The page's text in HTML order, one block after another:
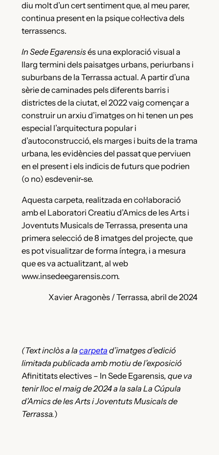
diu molt d’un cert sentiment que, al meu parer,
continua present en la psique col·lectiva dels
terrassencs.
In Sede Egarensisés una exploració visual a
llarg termini dels paisatges urbans, periurbans i
suburbans de la Terrassa actual. A partir d’una
sèrie de caminades pels diferents barris i
districtes de la ciutat, el 2022 vaig començar a
construir un arxiu d’imatges on hi tenen un pes
especial l’arquitectura popular i
d’autoconstrucció, els marges i buits de la trama
urbana, les evidències del passat que perviuen
en el present i els indicis de futurs que podrien
(o no) esdevenir-se.
Aquesta carpeta, realitzada en col·laboració
amb el Laboratori Creatiu d’Amics de les Arts i
Joventuts Musicals de Terrassa, presenta una
primera selecció de 8 imatges del projecte, que
es pot visualitzar de forma íntegra, i a mesura
que es va actualitzant, al web
www.insedeegarensis.com.
Xavier Aragonès / Terrassa, abril de 2024
(Text inclòs a la carpeta d’imatges d’edició
limitada publicada amb motiu de l’exposició
Afinititats electives – In Sede Egarensis, que va
tenir lloc el maig de 2024 a la sala La Cúpula
d’Amics de les Arts i Joventuts Musicals de
Terrassa.)